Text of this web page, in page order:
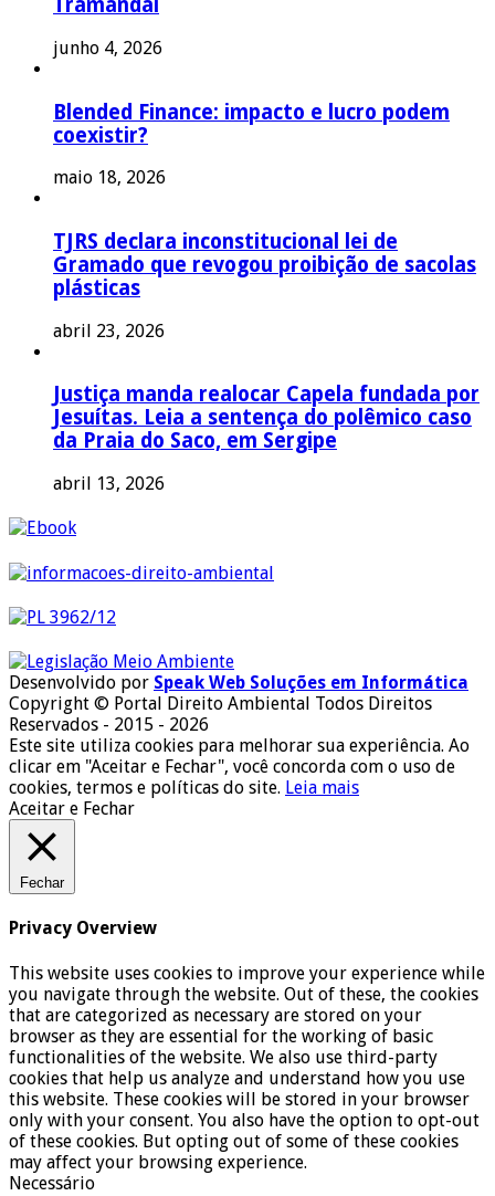
Tramandaí
junho 4, 2026
Blended Finance: impacto e lucro podem
coexistir?
maio 18, 2026
TJRS declara inconstitucional lei de
Gramado que revogou proibição de sacolas
plásticas
abril 23, 2026
Justiça manda realocar Capela fundada por
Jesuítas. Leia a sentença do polêmico caso
da Praia do Saco, em Sergipe
abril 13, 2026
Desenvolvido por Speak Web Soluções em Informática
Copyright © Portal Direito Ambiental Todos Direitos
Reservados - 2015 - 2026
Este site utiliza cookies para melhorar sua experiência. Ao
clicar em "Aceitar e Fechar", você concorda com o uso de
cookies, termos e políticas do site. Leia mais
Aceitar e Fechar
Fechar
Privacy Overview
This website uses cookies to improve your experience while
you navigate through the website. Out of these, the cookies
that are categorized as necessary are stored on your
browser as they are essential for the working of basic
functionalities of the website. We also use third-party
cookies that help us analyze and understand how you use
this website. These cookies will be stored in your browser
only with your consent. You also have the option to opt-out
of these cookies. But opting out of some of these cookies
may affect your browsing experience.
Necessário